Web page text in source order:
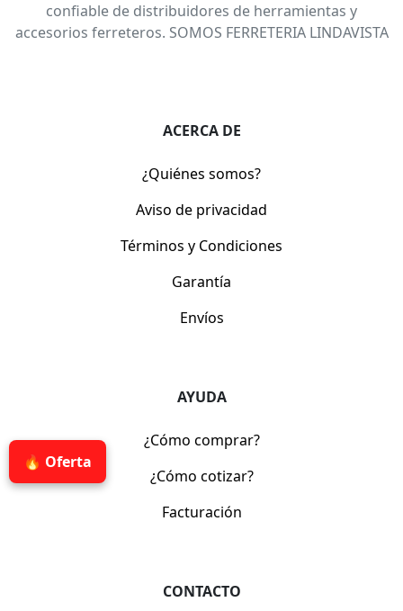
🔥 Oferta
confiable de distribuidores de herramientas y
accesorios ferreteros. SOMOS FERRETERIA LINDAVISTA
ACERCA DE
¿Quiénes somos?
Aviso de privacidad
Términos y Condiciones
Garantía
Envíos
AYUDA
¿Cómo comprar?
¿Cómo cotizar?
Facturación
CONTACTO